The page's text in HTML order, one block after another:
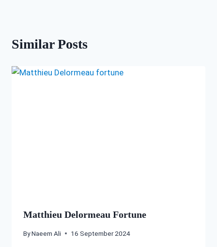
Similar Posts
Matthieu Delormeau Fortune
ByNaeem Ali 16 September 2024